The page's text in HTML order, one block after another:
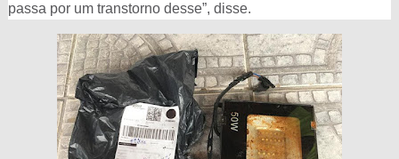
passa por um transtorno desse”, disse.